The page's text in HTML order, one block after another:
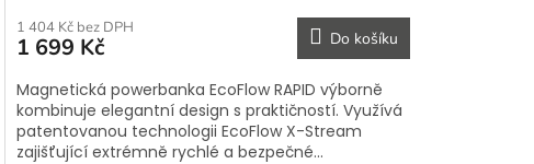
1 404 Kč bez DPH
1 699 Kč Do košíku
Magnetická powerbanka EcoFlow RAPID výborně
kombinuje elegantní design s praktičností. Využívá
patentovanou technologii EcoFlow X-Stream
zajišťující extrémně rychlé a bezpečné...